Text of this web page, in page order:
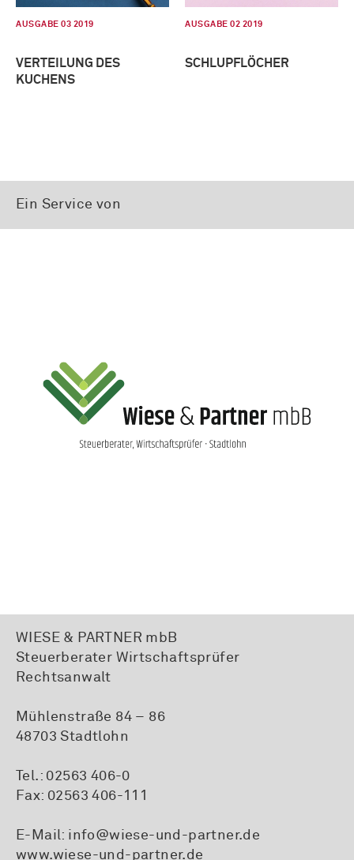
AUSGABE 03 2019
VERTEILUNG DES
KUCHENS
AUSGABE 02 2019
SCHLUPFLÖCHER
Ein Service von
WIESE & PARTNER mbB
Steuerberater Wirtschaftsprüfer
Rechtsanwalt
Mühlenstraße 84 – 86
48703 Stadtlohn
Tel.: 02563 406-0
Fax: 02563 406-111
E-Mail: info@wiese-und-partner.de
www.wiese-und-partner.de